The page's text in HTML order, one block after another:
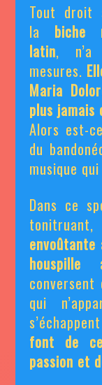
Tout droit
la biche
latin,
mesures.
Maria
plus
Alors est-
du
musique
Dans ce
tonitruant,
envoûtante
houspille
conversent
qui
s’échappent
font de
passion et